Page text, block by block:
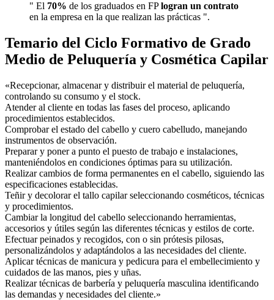
" El 70% de los graduados en FPlogran un contrato
en la empresa en la que realizan las prácticas ".
Temario del Ciclo Formativo de Grado
Medio de Peluquería y Cosmética Capilar
«Recepcionar, almacenar y distribuir el material de peluquería,
controlando su consumo y el stock.
Atender al cliente en todas las fases del proceso, aplicando
procedimientos establecidos.
Comprobar el estado del cabello y cuero cabelludo, manejando
instrumentos de observación.
Preparar y poner a punto el puesto de trabajo e instalaciones,
manteniéndolos en condiciones óptimas para su utilización.
Realizar cambios de forma permanentes en el cabello, siguiendo las
especificaciones establecidas.
Teñir y decolorar el tallo capilar seleccionando cosméticos, técnicas
y procedimientos.
Cambiar la longitud del cabello seleccionando herramientas,
accesorios y útiles según las diferentes técnicas y estilos de corte.
Efectuar peinados y recogidos, con o sin prótesis pilosas,
personalizándolos y adaptándolos a las necesidades del cliente.
Aplicar técnicas de manicura y pedicura para el embellecimiento y
cuidados de las manos, pies y uñas.
Realizar técnicas de barbería y peluquería masculina identificando
las demandas y necesidades del cliente.»